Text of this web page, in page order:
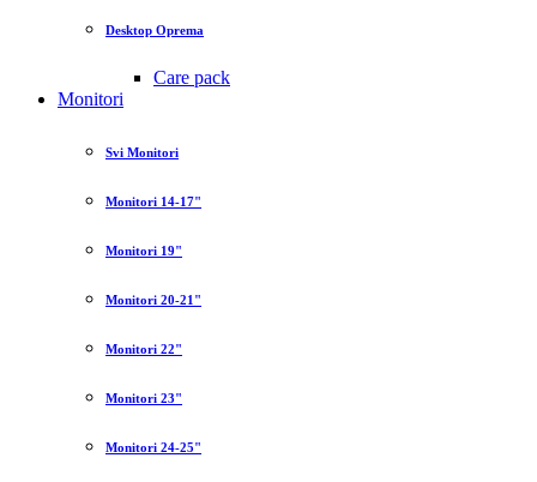
Desktop Oprema
Care pack
Monitori
Svi Monitori
Monitori 14-17"
Monitori 19"
Monitori 20-21"
Monitori 22"
Monitori 23"
Monitori 24-25"